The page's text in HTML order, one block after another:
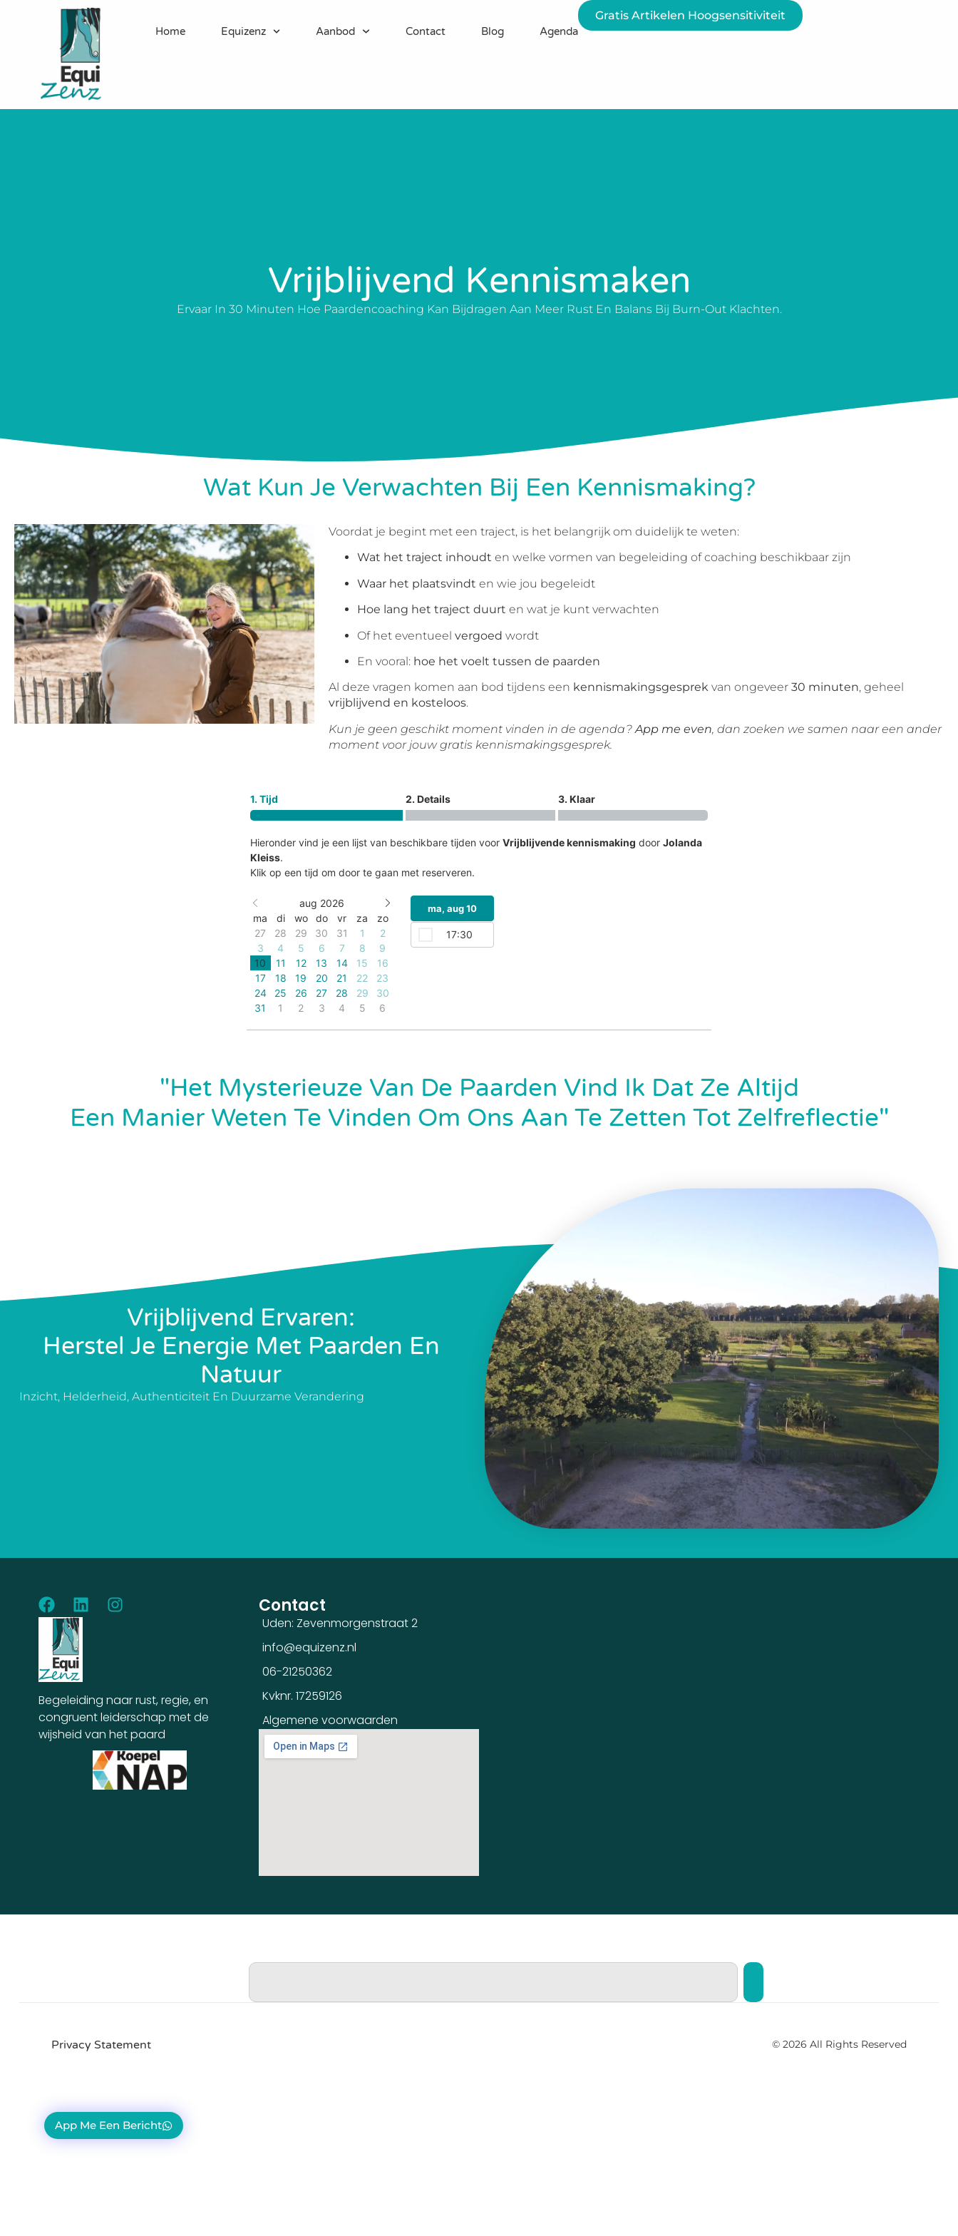
Home Equizenz Aanbod Contact Blog Agenda
Gratis Artikelen Hoogsensitiviteit
Vrijblijvend Kennismaken
Ervaar In 30 Minuten Hoe Paardencoaching Kan Bijdragen Aan Meer Rust En Balans Bij Burn-Out Klachten.
Wat Kun Je Verwachten Bij Een Kennismaking?
Voordat je begint met een traject, is het belangrijk om duidelijk te weten:
Wat het traject inhoudt en welke vormen van begeleiding of coaching beschikbaar zijn
Waar het plaatsvindt en wie jou begeleidt
Hoe lang het traject duurt en wat je kunt verwachten
Of het eventueelvergoed wordt
En vooral: hoe het voelt tussen de paarden
Al deze vragen komen aan bod tijdens een kennismakingsgesprek van ongeveer30 minuten, geheel
vrijblijvend en kosteloos.
Kun je geen geschikt moment vinden in de agenda?App me even, dan zoeken we samen naar een ander
moment voor jouw gratis kennismakingsgesprek.
1. Tijd 2. Details 3. Klaar
Hieronder vind je een lijst van beschikbare tijden voor Vrijblijvende kennismaking door Jolanda
Kleiss.
Klik op een tijd om door te gaan met reserveren.
aug 2026
ma
di wo do vr za
zo
27
28 29 30 31 1
2
3
4 5 6 7 8
9
10
11 12 13 14 15
16
17
18 19 20 21 22
23
24
25 26 27 28 29
30
31
1 2 3 4 5 6
ma, aug 10
17:30
"Het Mysterieuze Van De Paarden Vind Ik Dat Ze Altijd
Een Manier Weten Te Vinden Om Ons Aan Te Zetten Tot Zelfreflectie"
Vrijblijvend Ervaren:
Herstel Je Energie Met Paarden En
Natuur
Inzicht, Helderheid, Authenticiteit En Duurzame Verandering
Begeleiding naar rust, regie, en
congruent leiderschap met de
wijsheid van het paard
Contact
Uden: Zevenmorgenstraat 2
info@equizenz.nl
06-21250362
Kvknr. 17259126
Algemene voorwaarden
Privacy Statement © 2026 All Rights Reserved
App Me Een Bericht